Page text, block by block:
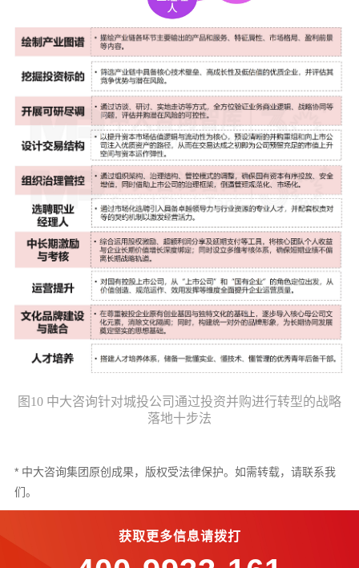
图10 中大咨询针对城投公司通过投资并购进行转型的战略
落地十步法
* 中大咨询集团原创成果，版权受法律保护。如需转载，请联系我
们。
获取更多信息请拨打